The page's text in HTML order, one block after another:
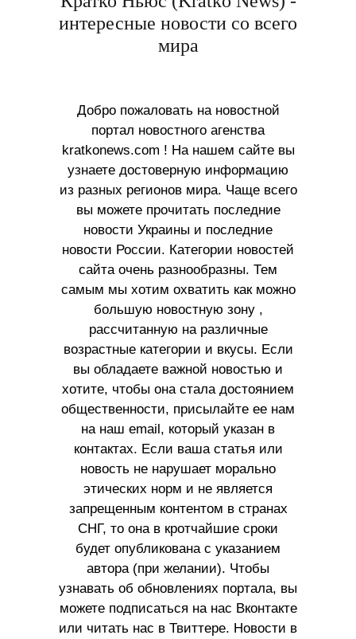
интересные новости со всего
мира
Добро пожаловать на новостной
портал новостного агенства
kratkonews.com ! На нашем сайте вы
узнаете достоверную информацию
из разных регионов мира. Чаще всего
вы можете прочитать последние
новости Украины и последние
новости России. Категории новостей
сайта очень разнообразны. Тем
самым мы хотим охватить как можно
большую новостную зону ,
рассчитанную на различные
возрастные категории и вкусы. Если
вы обладаете важной новостью и
хотите, чтобы она стала достоянием
общественности, присылайте ее нам
на наш email, который указан в
контактах. Если ваша статья или
новость не нарушает морально
этических норм и не является
запрещенным контентом в странах
СНГ, то она в кротчайшие сроки
будет опубликована с указанием
автора (при желании). Чтобы
узнавать об обновлениях портала, вы
можете подписаться на нас Вконтакте
или читать нас в Твиттере. Новости в